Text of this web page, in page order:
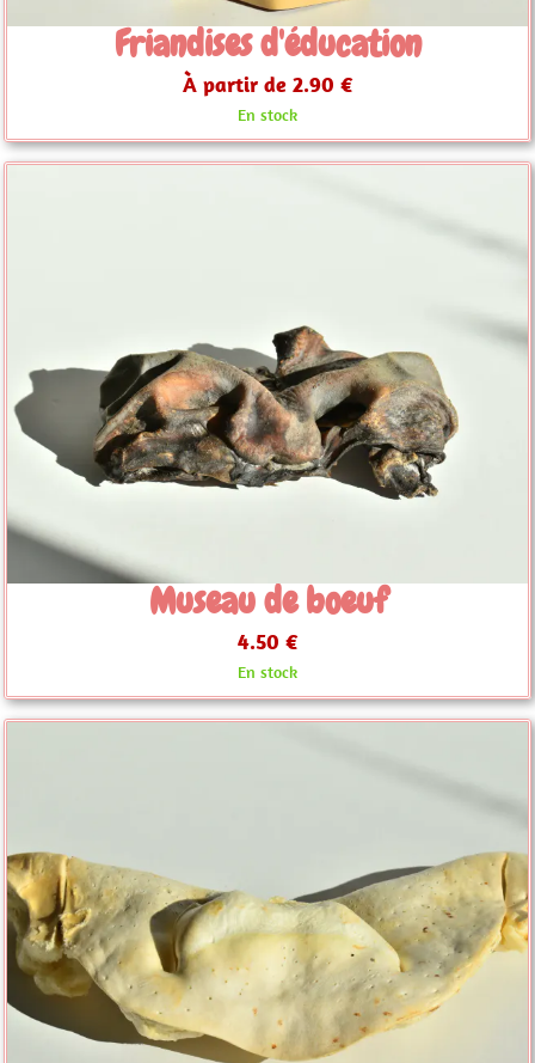
Friandises d'éducation
À partir de 2.90 €
En stock
Museau de boeuf
4.50 €
En stock